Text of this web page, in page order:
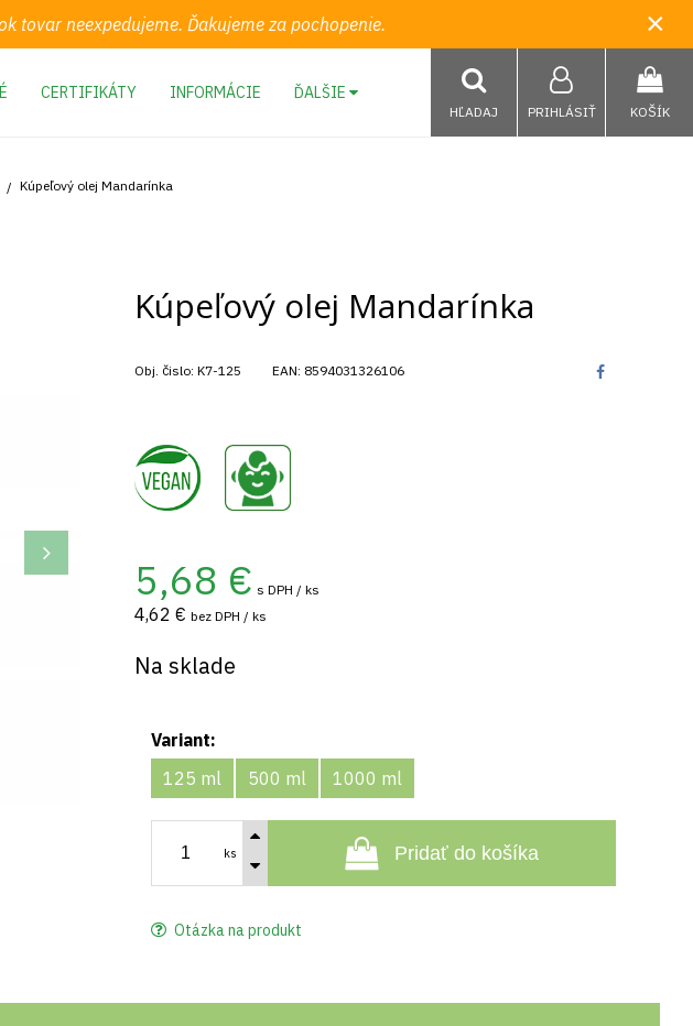
tovar neexpedujeme. Ďakujeme za pochopenie. ×
CERTIFIKÁTY INFORMÁCIE ĎALŠIE
KOŠÍK
PRIHLÁSIŤ
HĽADAJ
Kúpeľový olej Mandarínka
Kúpeľový olej Mandarínka
Obj. čislo: K7-125 EAN: 8594031326106
5,68 € s DPH / ks
4,62 € bez DPH / ks
Na sklade
Variant:
125 ml
500 ml 1000 ml
ks Pridať do košíka
Otázka na produkt